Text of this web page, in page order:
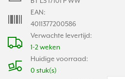
Verwachte levertijd:
1-2 weken
Huidige voorraad:
0 stuk(s)
EAN:
4011377200586